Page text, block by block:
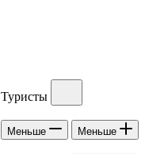
Туристы
Меньше Меньше